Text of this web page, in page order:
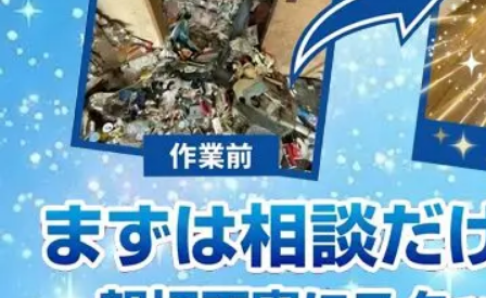
2023/01/12
買取・片付けのアイワクリーン